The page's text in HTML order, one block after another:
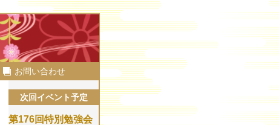
お問い合わせ
次回イベント予定
第176回特別勉強会